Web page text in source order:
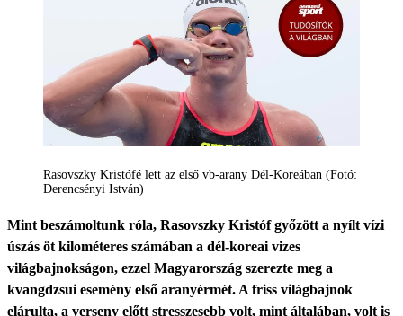
Rasovszky Kristófé lett az első vb-arany Dél-Koreában (Fotó:
Derencsényi István)
Mint beszámoltunk róla, Rasovszky Kristóf győzött a nyílt vízi
úszás öt kilométeres számában a dél-koreai vizes
világbajnokságon, ezzel Magyarország szerezte meg a
kvangdzsui esemény első aranyérmét. A friss világbajnok
elárulta, a verseny előtt stresszesebb volt, mint általában, volt is